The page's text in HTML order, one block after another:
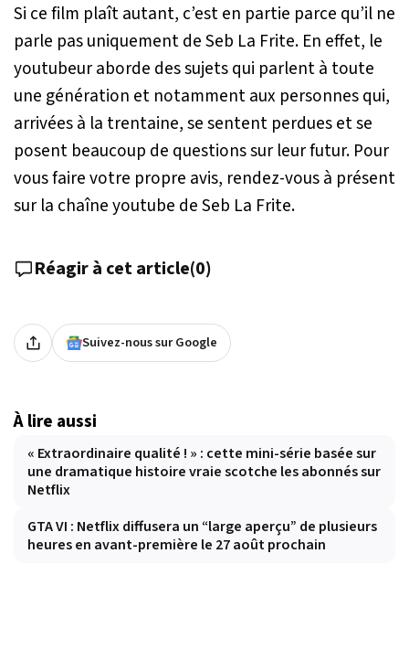
Si ce film plaît autant, c’est en partie parce qu’il ne
parle pas uniquement de Seb La Frite. En effet, le
youtubeur aborde des sujets qui parlent à toute
une génération et notamment aux personnes qui,
arrivées à la trentaine, se sentent perdues et se
posent beaucoup de questions sur leur futur. Pour
vous faire votre propre avis, rendez-vous à présent
sur la chaîne youtube de Seb La Frite.
Réagir à cet article(0)
Suivez-nous sur Google
À lire aussi
« Extraordinaire qualité ! » : cette mini-série basée sur
une dramatique histoire vraie scotche les abonnés sur
Netflix
GTA VI : Netflix diffusera un “large aperçu” de plusieurs
heures en avant-première le 27 août prochain